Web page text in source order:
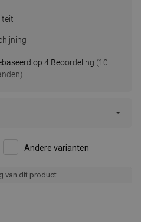
op 4 Beoordeling (10
Andere varianten
van dit product